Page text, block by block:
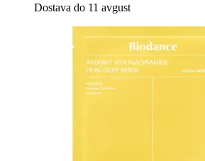
Dostava do 11 avgust